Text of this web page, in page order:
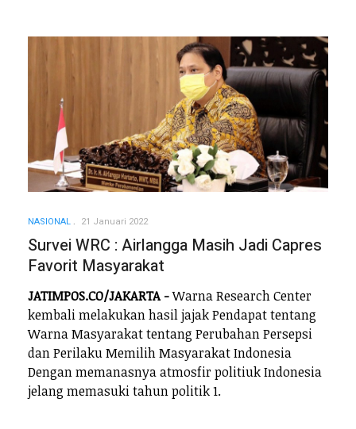
NASIONAL 21 Januari 2022
Survei WRC : Airlangga Masih Jadi Capres
Favorit Masyarakat
JATIMPOS.CO/JAKARTA -Warna Research Center
kembali melakukan hasil jajak Pendapat tentang
Warna Masyarakat tentang Perubahan Persepsi
dan Perilaku Memilih Masyarakat Indonesia
Dengan memanasnya atmosfir politiuk Indonesia
jelang memasuki tahun politik 1.